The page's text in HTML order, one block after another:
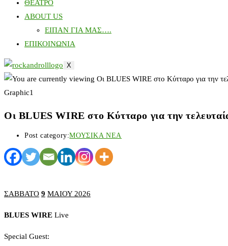
ΘΕΑΤΡΟ
ABOUT US
ΕΙΠΑΝ ΓΙΑ ΜΑΣ….
ΕΠΙΚΟΙΝΩΝΙΑ
X
Graphic1
Οι BLUES WIRE στο Κύτταρο για την
Post category:ΜΟΥΣΙΚΑ ΝΕΑ
ΣΑΒΒΑΤΟ 9 ΜΑΙΟΥ 2026
BLUES WIRE Live
Special Guest: